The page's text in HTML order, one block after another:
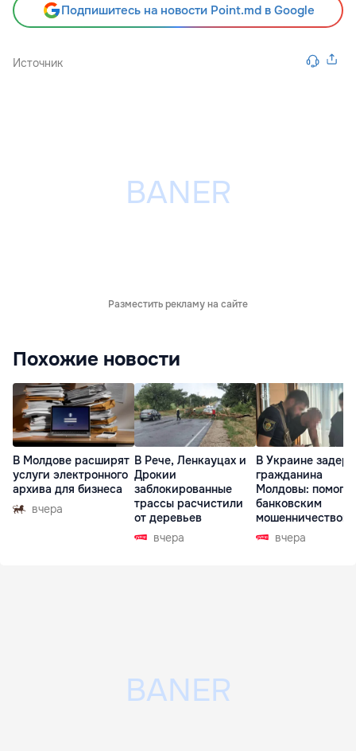
Подпишитесь на новости Point.md в Google
Источник
Разместить рекламу на сайте
Похожие новости
В Молдове расширят
услуги электронного
архива для бизнеса
вчера
В Рече, Ленкауцах и
Дрокии
заблокированные
трассы расчистили
от деревьев
вчера
В Украине
гражданина
Молдовы:
банковским
мошенничеством
Чехиивчера